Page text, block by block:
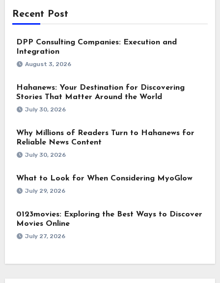
Recent Post
DPP Consulting Companies: Execution and
Integration
August 3, 2026
Hahanews: Your Destination for Discovering
Stories That Matter Around the World
July 30, 2026
Why Millions of Readers Turn to Hahanews for
Reliable News Content
July 30, 2026
What to Look for When Considering MyoGlow
July 29, 2026
0123movies: Exploring the Best Ways to Discover
Movies Online
July 27, 2026